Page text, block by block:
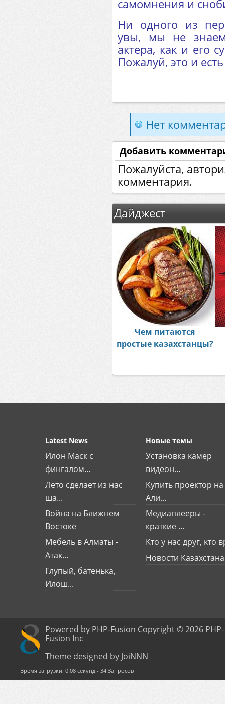
самомнения и
Ни одного из
увы, мы не
актера, как и его
Пожалуй, это и
Нет
Добавить
Пожалуйста,
комментария.
Дайджест
Чем питаются
простые казахстанцы?
Latest News
Илон Маск с
фингалом...
Лето сделает из нас
ша...
Война на Ближнем
Востоке
Мебель в Алматы -
Атак...
Глупый, батенька,
Илош...
Новые темы
Установка камер
видеон...
Купить проектор на
Али...
Медиаплееры -
краткие ...
Кто у нас друг, кто
Новости Казахстана
Powered by PHP-Fusion Copyright © 2026 PHP-
Fusion Inc
Theme designed by JoiNNN
Время загрузки: 0.08 секунд - 34 Запросов